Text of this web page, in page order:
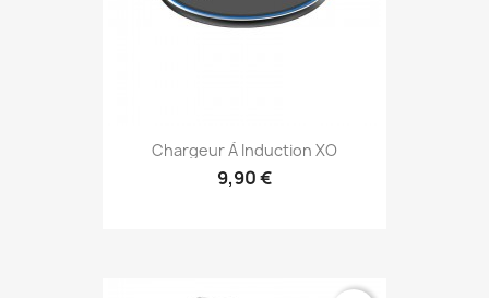
Chargeur À Induction XO
9,90 €